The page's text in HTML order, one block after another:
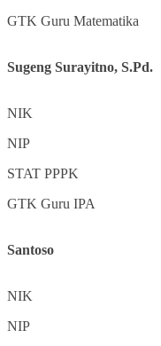
GTK Guru Matematika
Sugeng Surayitno, S.Pd.
NIK
NIP
STAT PPPK
GTK Guru IPA
Santoso
NIK
NIP